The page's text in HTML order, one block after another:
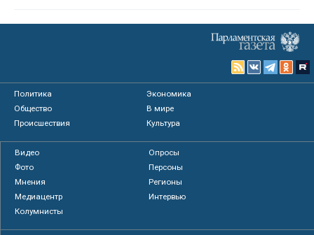
Политика
Экономика
Общество
В мире
Происшествия
Культура
Видео
Опросы
Фото
Персоны
Мнения
Регионы
Медиацентр
Интервью
Колумнисты